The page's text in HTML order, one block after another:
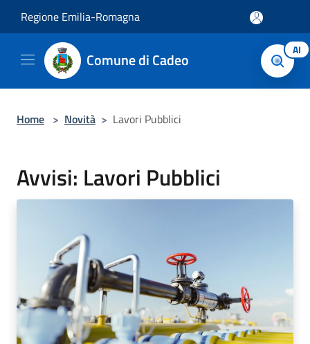
Regione Emilia-Romagna
Comune di Cadeo AI
Home > Novità > Lavori Pubblici
Avvisi: Lavori Pubblici